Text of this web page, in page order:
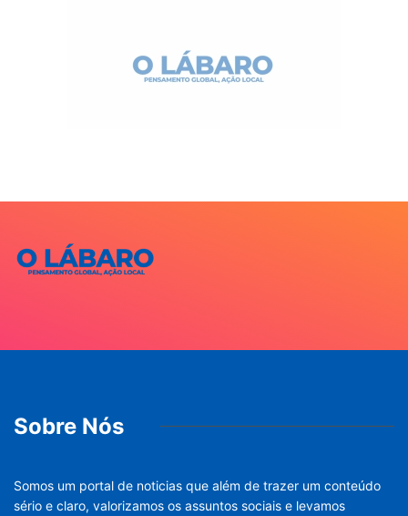
Sobre Nós
Somos um portal de noticias que além de trazer um conteúdo
sério e claro, valorizamos os assuntos sociais e levamos